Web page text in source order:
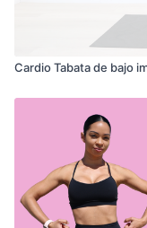
Cardio Tabata de bajo